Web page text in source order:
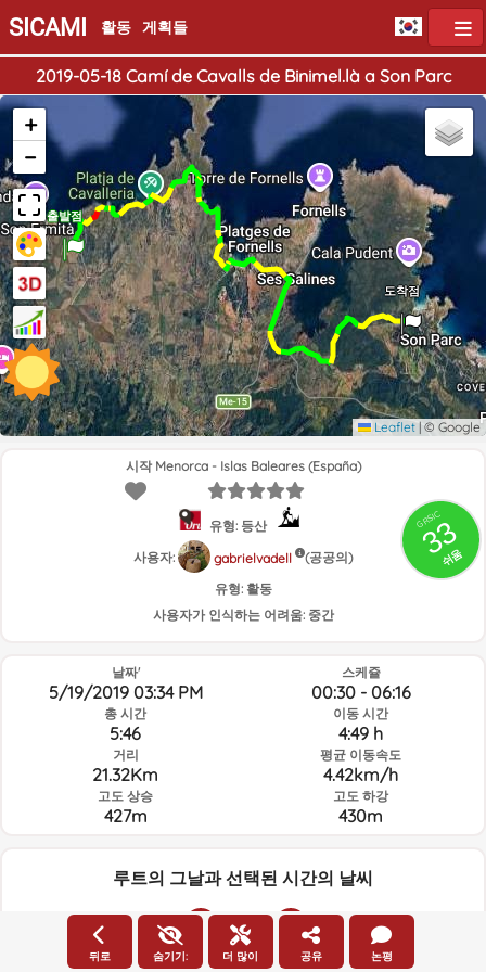
SICAMI 활동 게획들
2019-05-18 Camí de Cavalls de Binimel.là a Son Parc
출발점
도착점
+
−
Leaflet | © Google
GRSIC
33
쉬움
시작 Menorca - Islas Baleares (España)
유형: 등산
사용자:
gabrielvadell
(공공의)
유형: 활동
사용자가 인식하는 어려움: 중간
날짜'
5/19/2019 03:34 PM
총 시간
5:46
거리
21.32Km
고도 상승
427m
스케쥴
00:30 - 06:16
이동 시간
4:49 h
평균 이동속도
4.42km/h
고도 하강
430m
루트의 그날과 선택된 시간의 날씨
23:00
뒤로 숨기기: 더 많이 공유 논평